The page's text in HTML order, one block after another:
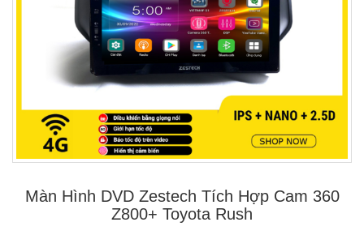
Màn Hình DVD Zestech Tích Hợp Cam 360
Z800+ Toyota Rush